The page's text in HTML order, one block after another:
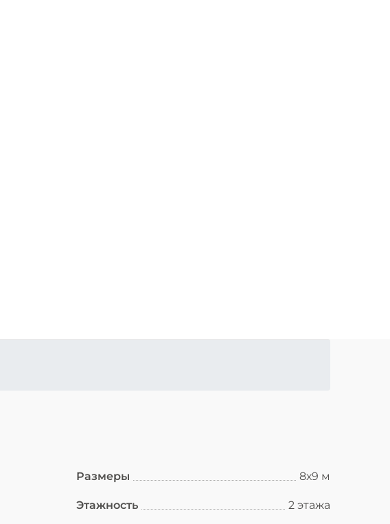
Размеры 8х9 м
Этажность 2 этажа